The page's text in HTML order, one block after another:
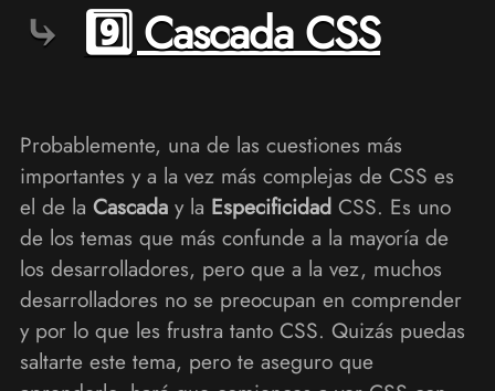
9️⃣ Cascada CSS
Probablemente, una de las cuestiones más
importantes y a la vez más complejas de CSS es
el de la Cascaday la EspecificidadCSS. Es uno
de los temas que más confunde a la mayoría de
los desarrolladores, pero que a la vez, muchos
desarrolladores no se preocupan en comprender
y por lo que les frustra tanto CSS. Quizás puedas
saltarte este tema, pero te aseguro que